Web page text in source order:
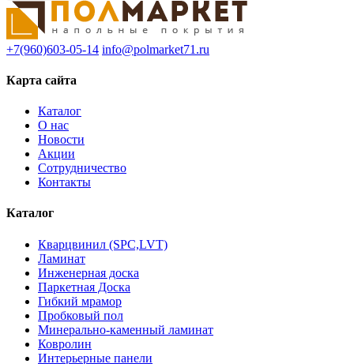
+7(960)603-05-14 info@polmarket71.ru
Карта сайта
Каталог
О нас
Новости
Акции
Сотрудничество
Контакты
Каталог
Кварцвинил (SPC,LVT)
Ламинат
Инженерная доска
Паркетная Доска
Гибкий мрамор
Пробковый пол
Минерально-каменный ламинат
Ковролин
Интерьерные панели